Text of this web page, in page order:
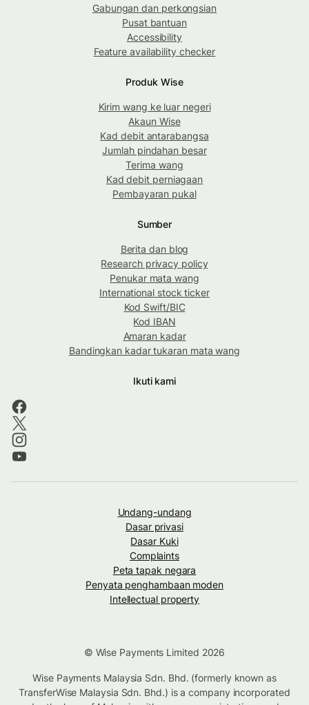
Gabungan dan perkongsian
Pusat bantuan
Accessibility
Feature availability checker
Produk Wise
Kirim wang ke luar negeri
Akaun Wise
Kad debit antarabangsa
Jumlah pindahan besar
Terima wang
Kad debit perniagaan
Pembayaran pukal
Sumber
Berita dan blog
Research privacy policy
Penukar mata wang
International stock ticker
Kod Swift/BIC
Kod IBAN
Amaran kadar
Bandingkan kadar tukaran mata wang
Ikuti kami
Undang-undang
Dasar privasi
Dasar Kuki
Complaints
Peta tapak negara
Penyata penghambaan moden
Intellectual property
© Wise Payments Limited 2026
Wise Payments Malaysia Sdn. Bhd. (formerly known as
TransferWise Malaysia Sdn. Bhd.) is a company incorporated